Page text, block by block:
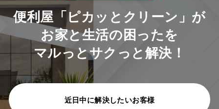
買取実績
買取査定の詳細
施工実績
対応エリア
よくある質問
便利屋「ピカッとクリーン」が
お家と生活の困ったを
マルっとサクっと解決！
近日中に解決したいお客様